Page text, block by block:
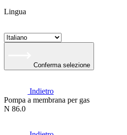
Lingua
Conferma selezione
Indietro
Pompa a membrana per gas
N 86.0